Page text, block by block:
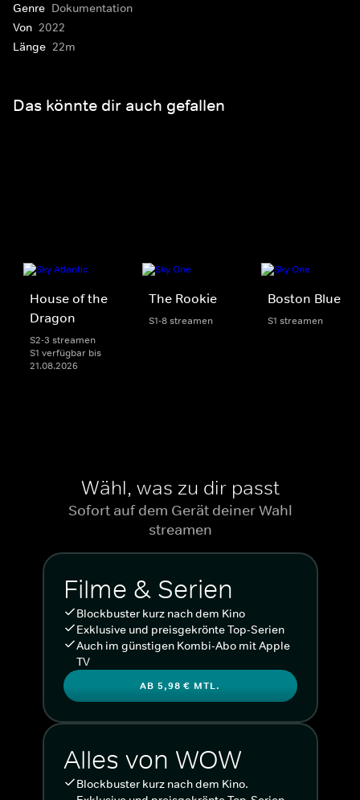
Genre Dokumentation
Von 2022
Länge 22m
Das könnte dir auch gefallen
House of the
Dragon
S2-3 streamen
S1 verfügbar bis
21.08.2026
The Rookie
S1-8 streamen
Boston Blue
S1 streamen
Wähl, was zu dir passt
Sofort auf dem Gerät deiner Wahl
streamen
Filme & Serien
Blockbuster kurz nach dem Kino
Exklusive und preisgekrönte Top-Serien
Auch im günstigen Kombi-Abo mit Apple
TV
AB 5,98 € MTL.
Alles von WOW
Blockbuster kurz nach dem Kino.